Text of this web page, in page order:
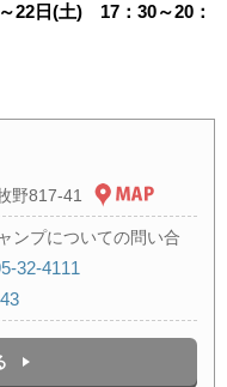
22日(土) 17：30～20：
野817-41
ンプについての問い合
32-4111